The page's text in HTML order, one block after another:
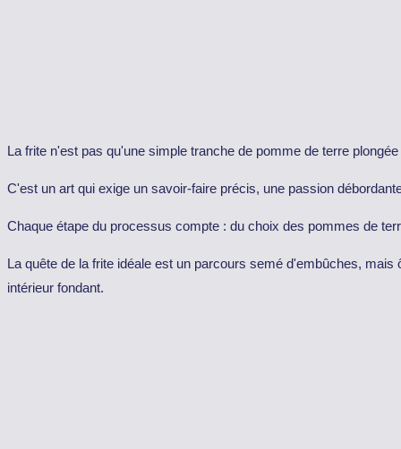
La frite n'est pas qu'une simple tranche de pomme de terre
C'est un art qui exige un savoir-faire précis, une passion
Chaque étape du processus compte : du choix des pommes de
La quête de la frite idéale est un parcours semé d'embûches,
intérieur fondant.